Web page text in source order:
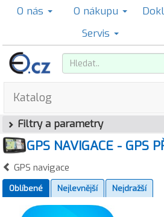
O nás O nákupu
Servis
Katalog
Filtry a parametry
GPS NAVIGACE - GPS
GPS navigace
Oblíbené Nejlevnější Nejdražší